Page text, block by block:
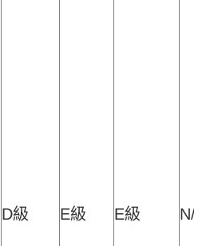
D級 E級 E級 N/A